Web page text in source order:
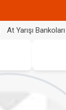
At Yarışı Bankoları